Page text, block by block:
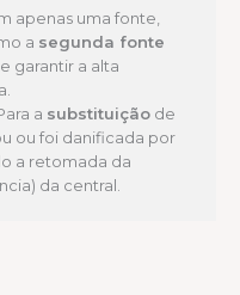
apenas uma fonte,
a segunda fonte
garantir a alta
a substituição de
ou foi danificada por
a retomada da
da central.